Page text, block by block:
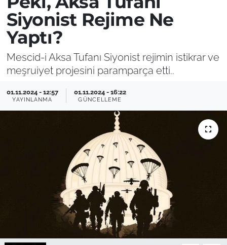
Siyonist Rejime Ne
Yaptı?
Mescid-i Aksa Tufanı Siyonist rejimin istikrar ve
meşruiyet projesini paramparça etti..
01.11.2024 - 12:57
YAYINLANMA
01.11.2024 - 16:22
GÜNCELLEME